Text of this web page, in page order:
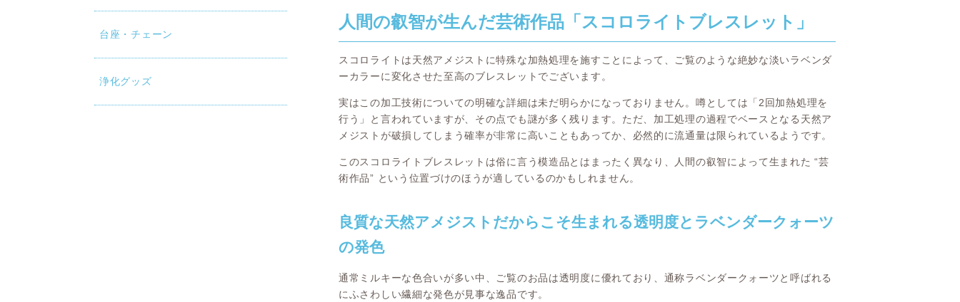
台座・チェーン
浄化グッズ
人間の叡智が生んだ芸術作品「スコロライトブレスレット」
スコロライトは天然アメジストに特殊な加熱処理を施すことによって、ご覧のような絶妙な淡いラベンダ
ーカラーに変化させた至高のブレスレットでございます。
実はこの加工技術についての明確な詳細は未だ明らかになっておりません。噂としては「2回加熱処理を
行う」と言われていますが、その点でも謎が多く残ります。ただ、加工処理の過程でベースとなる天然ア
メジストが破損してしまう確率が非常に高いこともあってか、必然的に流通量は限られているようです。
このスコロライトブレスレットは俗に言う模造品とはまったく異なり、人間の叡智によって生まれた “芸
術作品” という位置づけのほうが適しているのかもしれません。
良質な天然アメジストだからこそ生まれる透明度とラベンダークォーツ
の発色
通常ミルキーな色合いが多い中、ご覧のお品は透明度に優れており、通称ラベンダークォーツと呼ばれる
にふさわしい繊細な発色が見事な逸品です。